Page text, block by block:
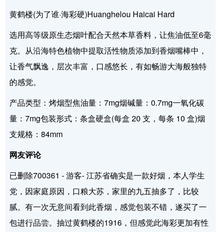
黄鹤楼(为了谁·海彩硬)Huanghelou Haicai Hard
选用高等级原生态烟叶配合天然本草香料，让焦油低至6毫
克。从沿海特色植物中提取活性物质添加到香烟嘴棒中，
让香气飘逸，层次丰富，口感悠长，有如畅游大海般独特
的感觉。
产品类型：烤烟型焦油量：7mg烟碱量：0.7mg一氧化碳
量：7mg包装形式：条盒硬盒(每盒 20 支，每条 10 盒)烟
支规格：84mm
网友评论
已删除700361 - 游客- 江苏省确实是一款好烟，本人学生
党，因家庭原因，口粮大苏，家里的九五抽多了，比较
腻。有一次无意间看到此香烟，感觉包装不错，遂买了一
包进行品尝。抽过黄鹤楼的1916，但感觉此海彩更加有性